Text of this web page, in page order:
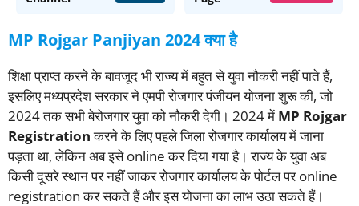
MP Rojgar Panjiyan 2024 क्या है
शिक्षा प्राप्त करने के बावजूद भी राज्य में बहुत से युवा नौकरी नहीं पाते हैं,
इसलिए मध्यप्रदेश सरकार ने एमपी रोजगार पंजीयन योजना शुरू की, जो
2024 तक सभी बेरोजगार युवा को नौकरी देगी। 2024 में MP Rojgar
Registrationकरने के लिए पहले जिला रोजगार कार्यालय में जाना
पड़ता था, लेकिन अब इसे online कर दिया गया है। राज्य के युवा अब
किसी दूसरे स्थान पर नहीं जाकर रोजगार कार्यालय के पोर्टल पर online
registration कर सकते हैं और इस योजना का लाभ उठा सकते हैं।